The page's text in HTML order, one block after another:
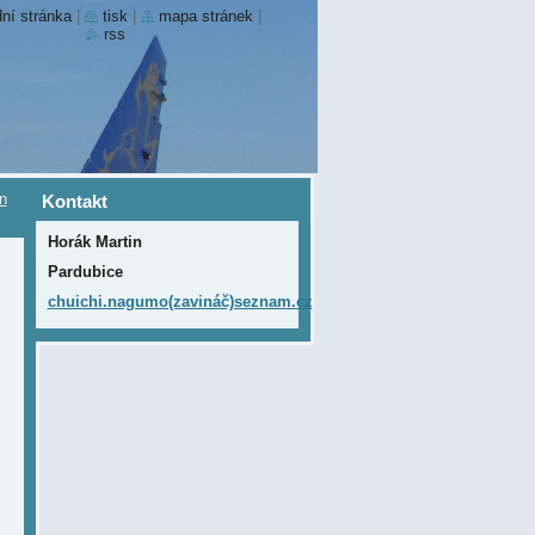
Kontakt
Horák Martin
Pardubice
chuichi.nagumo(zavináč)seznam.cz
stránka tisk mapa stránek
rss